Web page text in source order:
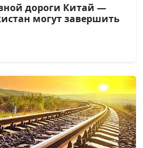
дороги Китай —
могут завершить